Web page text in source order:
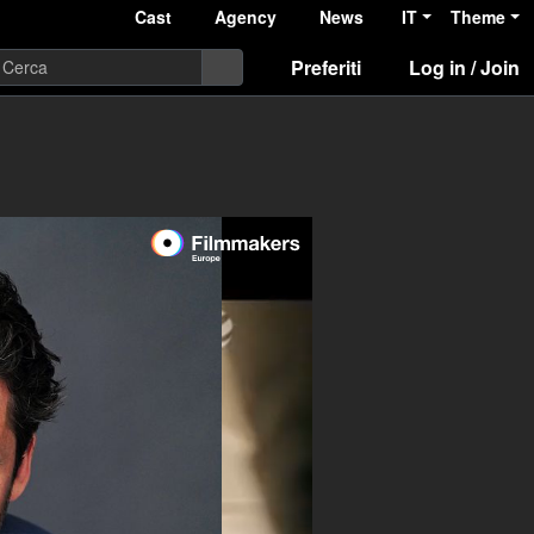
Cast Agency News IT Theme
Preferiti Log in / Join